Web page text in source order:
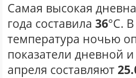
Самая высокая
года составила 36°С.
температура ночью
показатели дневной
апреля составляют